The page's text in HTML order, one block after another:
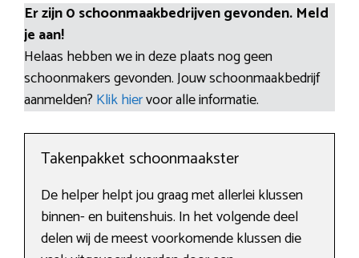
Er zijn 0 schoonmaakbedrijven gevonden. Meld
je aan!
Helaas hebben we in deze plaats nog geen
schoonmakers gevonden. Jouw schoonmaakbedrijf
aanmelden? Klik hiervoor alle informatie.
Takenpakket schoonmaakster
De helper helpt jou graag met allerlei klussen
binnen- en buitenshuis. In het volgende deel
delen wij de meest voorkomende klussen die